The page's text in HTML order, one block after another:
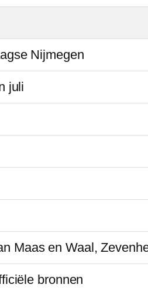
Nijmegen
juli
Maas en Waal,
bronnen